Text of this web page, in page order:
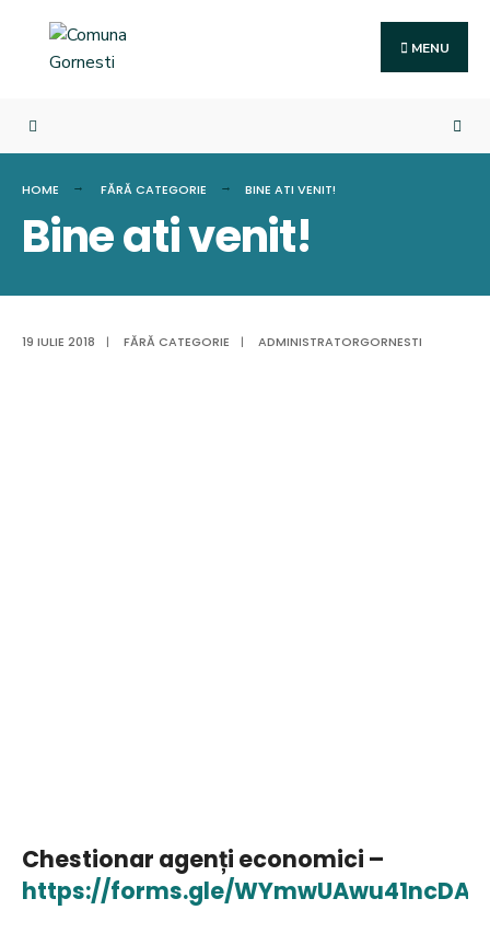
content
MENU
HOME FĂRĂ CATEGORIE BINE ATI VENIT!
Bine ati venit!
19 IULIE 2018 | FĂRĂ CATEGORIE | ADMINISTRATORGORNESTI
Chestionar agenți economici –
https://forms.gle/
for: